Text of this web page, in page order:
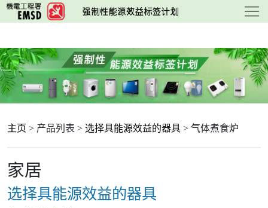
跳
至
要
内
容
主页 > 产品列表 > 选择具能源效益的器具 > 气体煮食炉
家居
选择具能源效益的器具